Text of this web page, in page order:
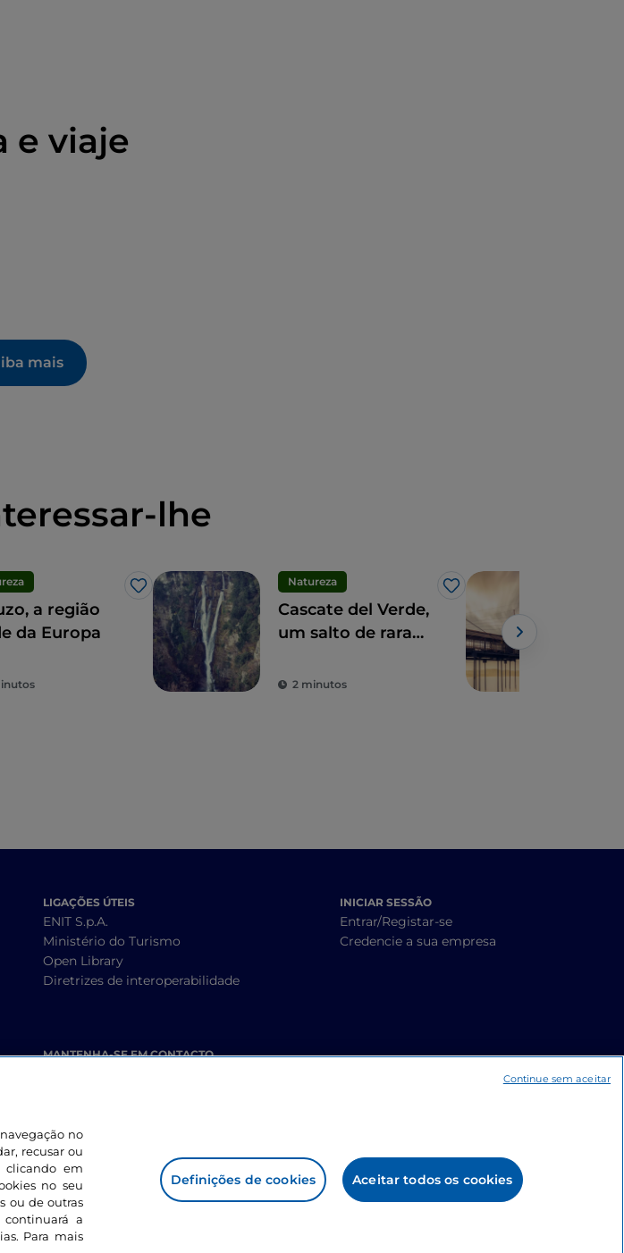
e viaje
mais
lhe
Gosto
a região
da Europa
Natureza
Gosto
Cascate del Verde,
um salto de rara
Apeninos
2 minutos
LIGAÇÕES ÚTEIS
ENIT S.p.A.
Ministério do Turismo
Open Library
Diretrizes de interoperabilidade
MANTENHA-SE EM CONTACTO
INICIAR SESSÃO
Entrar/Registar-se
Credencie a sua empresa
no
recusar ou
clicando em
no seu
ou de outras
a
Para mais
Definições de cookies Aceitar todos os cookies
Continue sem aceitar